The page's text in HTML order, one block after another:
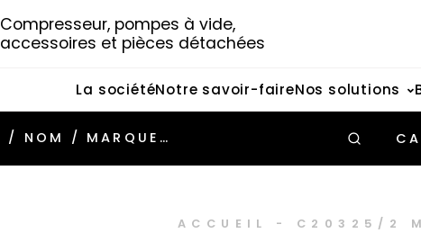
Compresseur, pompes à vide,
accessoires et pièces détachées
La sociétéNotre savoir-faireNos solutions
ACCUEIL - C20325/2